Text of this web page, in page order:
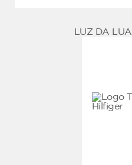
LUZ DA LUA